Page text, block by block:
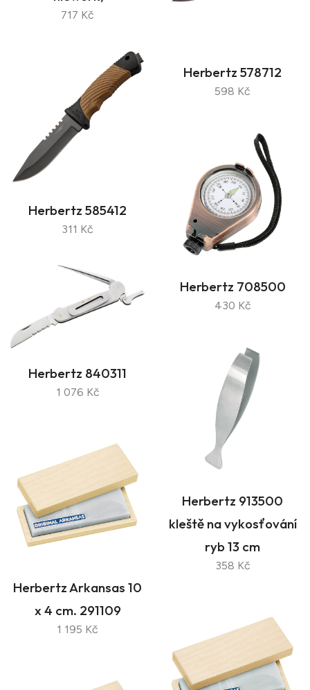
717 Kč
Herbertz 578712
598 Kč
Herbertz 585412
311 Kč
Herbertz 708500
430 Kč
Herbertz 840311
1 076 Kč
Herbertz 913500
kleště na vykosťování
ryb 13 cm
358 Kč
Herbertz Arkansas 10
x 4 cm. 291109
1 195 Kč